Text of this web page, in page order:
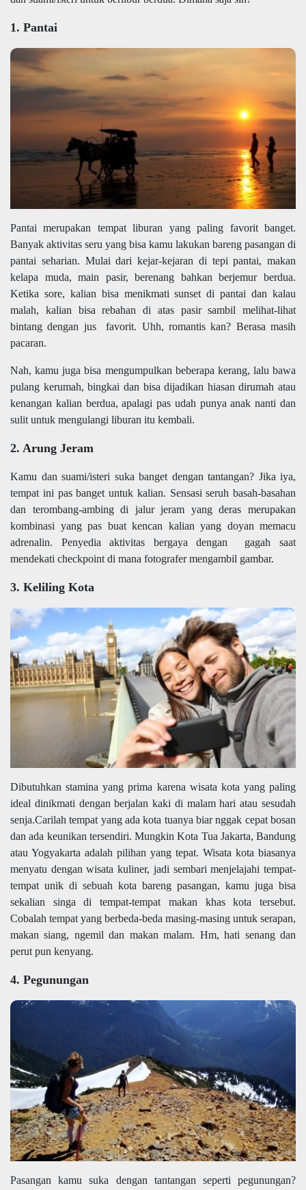
1. Pantai
Pantai merupakan tempat liburan yang paling favorit banget.
Banyak aktivitas seru yang bisa kamu lakukan bareng pasangan di
pantai seharian. Mulai dari kejar-kejaran di tepi pantai, makan
kelapa muda, main pasir, berenang bahkan berjemur berdua.
Ketika sore, kalian bisa menikmati sunset di pantai dan kalau
malah, kalian bisa rebahan di atas pasir sambil melihat-lihat
bintang dengan jus favorit. Uhh, romantis kan? Berasa masih
pacaran.
Nah, kamu juga bisa mengumpulkan beberapa kerang, lalu bawa
pulang kerumah, bingkai dan bisa dijadikan hiasan dirumah atau
kenangan kalian berdua, apalagi pas udah punya anak nanti dan
sulit untuk mengulangi liburan itu kembali.
2. Arung Jeram
Kamu dan suami/isteri suka banget dengan tantangan? Jika iya,
tempat ini pas banget untuk kalian. Sensasi seruh basah-basahan
dan terombang-ambing di jalur jeram yang deras merupakan
kombinasi yang pas buat kencan kalian yang doyan memacu
adrenalin. Penyedia aktivitas bergaya dengan gagah saat
mendekati checkpoint di mana fotografer mengambil gambar.
3. Keliling Kota
Dibutuhkan stamina yang prima karena wisata kota yang paling
ideal dinikmati dengan berjalan kaki di malam hari atau sesudah
senja.Carilah tempat yang ada kota tuanya biar nggak cepat bosan
dan ada keunikan tersendiri. Mungkin Kota Tua Jakarta, Bandung
atau Yogyakarta adalah pilihan yang tepat. Wisata kota biasanya
menyatu dengan wisata kuliner, jadi sembari menjelajahi tempat-
tempat unik di sebuah kota bareng pasangan, kamu juga bisa
sekalian singa di tempat-tempat makan khas kota tersebut.
Cobalah tempat yang berbeda-beda masing-masing untuk serapan,
makan siang, ngemil dan makan malam. Hm, hati senang dan
perut pun kenyang.
4. Pegunungan
Pasangan kamu suka dengan tantangan seperti pegunungan?